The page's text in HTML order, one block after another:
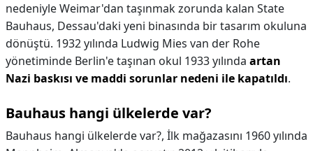
nedeniyle Weimar'dan taşınmak zorunda kalan State
Bauhaus, Dessau'daki yeni binasında bir tasarım okuluna
dönüştü. 1932 yılında Ludwig Mies van der Rohe
yönetiminde Berlin'e taşınan okul 1933 yılında artan
Nazi baskısı ve maddi sorunlar nedeni ile kapatıldı.
Bauhaus hangi ülkelerde var?
Bauhaus hangi ülkelerde var?, İlk mağazasını 1960 yılında